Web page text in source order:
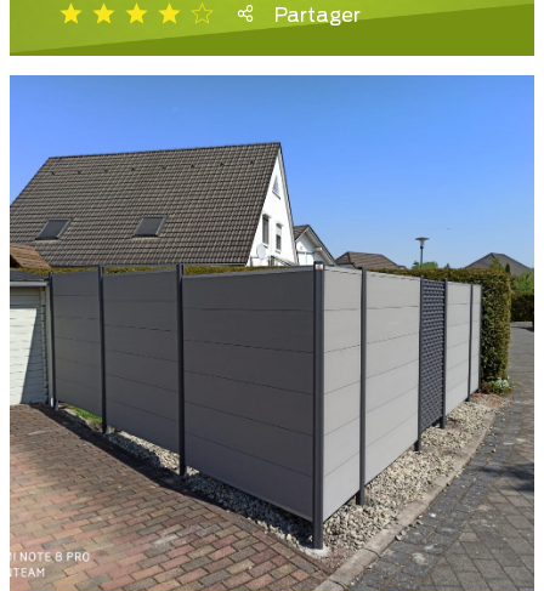
Partager